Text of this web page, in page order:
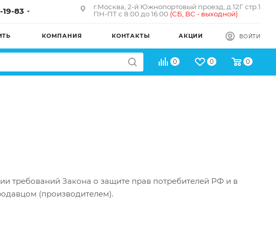
19-83
г.Москва, 2-й Южнопортовый проезд, д.12Г стр.1
ПН-ПТ с 8:00 до 16:00 (СБ, ВС - выходной)
КОМПАНИЯ КОНТАКТЫ АКЦИИ ВОЙТИ
0 0 0
требований Закона о защите прав потребителей РФ и в
(производителем).